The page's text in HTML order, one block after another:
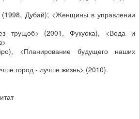
(1998, Дубай); <Женщины в управлении
трущоб> (2001, Фукуока), <Вода и
<Планирование будущего наших
город - лучше жизнь> (2010).